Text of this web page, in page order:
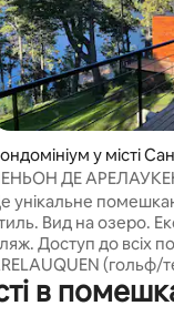
4,92 з 5, відгуки: 161
у місті
де-Барілоче
ДЕ
- Вид на
унікальне
Вид на озеро.
Доступ до всіх
(гольф/
зал)
плату). 3 з, 2 квартали + 2
в